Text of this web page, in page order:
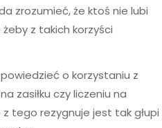
zrozumieć, że ktoś nie lubi
z takich korzyści
o korzystaniu z
zasiłku czy liczeniu na
tego rezygnuje jest tak głupi